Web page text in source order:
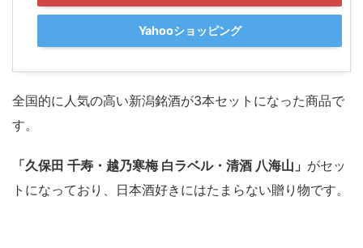
Yahooショッピング
全国的に人気の高い新潟銘酒が3本セットになった商品で
す。
「久保田 千寿・越乃寒梅 白ラベル・清酒 八海山」 がセッ
トになっており、日本酒好きにはたまらない贈り物です。